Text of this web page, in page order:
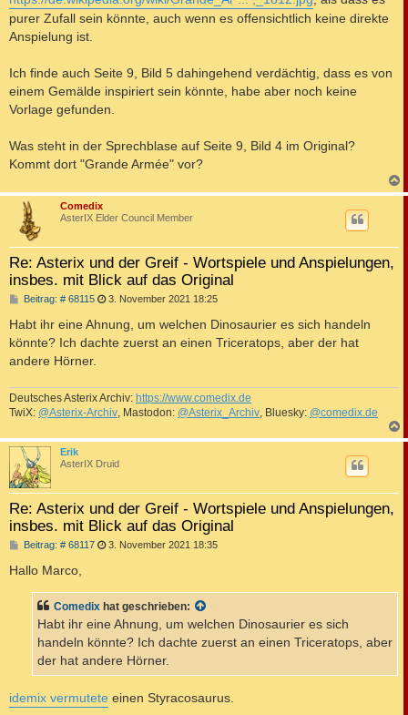
purer Zufall sein könnte, auch wenn es offensichtlich keine direkte
Anspielung ist.
Ich finde auch Seite 9, Bild 5 dahingehend verdächtig, dass es von
einem Gemälde inspiriert sein könnte, habe aber noch keine
Vorlage gefunden.
Was steht in der Sprechblase auf Seite 9, Bild 4 im Original?
Kommt dort "Grande Armée" vor?
a
Comedix
AsterIX Elder Council Member
Re: Asterix und der Greif - Wortspiele und Anspielungen,
insbes. mit Blick auf das Original
Beitrag: # 68115B
i
r
a
g
3. November 2021 18:25
Habt ihr eine Ahnung, um welchen Dinosaurier es sich handeln
könnte? Ich dachte zuerst an einen Triceratops, aber der hat
andere Hörner.
Deutsches Asterix Archiv: https://www.comedix.de
TwiX: @Asterix-Archiv, Mastodon: @Asterix_Archiv, Bluesky: @comedix.de
a
Erik
AsterIX Druid
Re: Asterix und der Greif - Wortspiele und Anspielungen,
insbes. mit Blick auf das Original
Beitrag: # 68117B
r
a
3. November 2021 18:35
Hallo Marco,
Comedix hat geschrieben:
Habt ihr eine Ahnung, um welchen Dinosaurier es sich
handeln könnte? Ich dachte zuerst an einen Triceratops, aber
der hat andere Hörner.
idemix vermutete einen Styracosaurus.